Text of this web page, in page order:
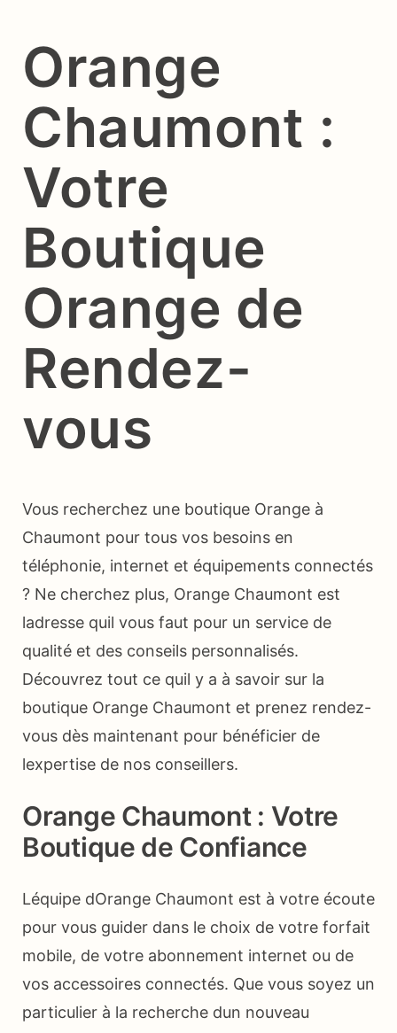
Orange
Chaumont :
Votre
Boutique
Orange de
Rendez-
vous
Vous recherchez une boutique Orange à
Chaumont pour tous vos besoins en
téléphonie, internet et équipements connectés
? Ne cherchez plus, Orange Chaumont est
ladresse quil vous faut pour un service de
qualité et des conseils personnalisés.
Découvrez tout ce quil y a à savoir sur la
boutique Orange Chaumont et prenez rendez-
vous dès maintenant pour bénéficier de
lexpertise de nos conseillers.
Orange Chaumont : Votre
Boutique de Confiance
Léquipe dOrange Chaumont est à votre écoute
pour vous guider dans le choix de votre forfait
mobile, de votre abonnement internet ou de
vos accessoires connectés. Que vous soyez un
particulier à la recherche dun nouveau